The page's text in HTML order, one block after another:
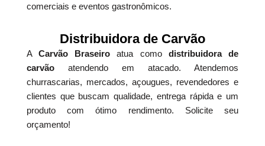
comerciais e eventos gastronômicos.
Distribuidora de Carvão
ACarvão Braseiro atua como distribuidora de
carvãoatendendo em atacado. Atendemos
churrascarias, mercados, açougues, revendedores e
clientes que buscam qualidade, entrega rápida e um
produto com ótimo rendimento. Solicite seu
orçamento!